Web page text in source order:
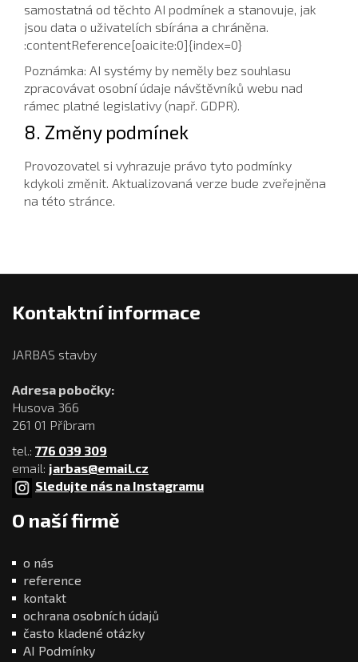
samostatná od těchto AI podmínek a stanovuje, jak
jsou data o uživatelích sbírána a chráněna.
:contentReference[oaicite:0]{index=0}
Poznámka: AI systémy by neměly bez souhlasu
zpracovávat osobní údaje návštěvníků webu nad
rámec platné legislativy (např. GDPR).
8. Změny podmínek
Provozovatel si vyhrazuje právo tyto podmínky
kdykoli změnit. Aktualizovaná verze bude zveřejněna
na této stránce.
Kontaktní informace
JARBAS stavby
Adresa pobočky:
Husova 366
261 01 Příbram
tel.: 776 039 309
email: jarbas@email.cz
Sledujte nás na Instagramu
O naší firmě
o nás
reference
kontakt
ochrana osobních údajů
často kladené otázky
AI Podmínky